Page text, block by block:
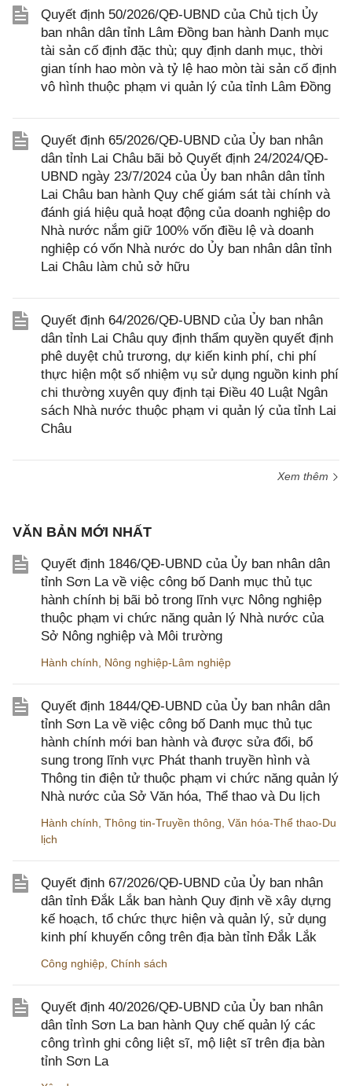
Quyết định 50/2026/QĐ-UBND của Chủ tịch Ủy
ban nhân dân tỉnh Lâm Đồng ban hành Danh mục
tài sản cố định đặc thù; quy định danh mục, thời
gian tính hao mòn và tỷ lệ hao mòn tài sản cố định
vô hình thuộc phạm vi quản lý của tỉnh Lâm Đồng
Quyết định 65/2026/QĐ-UBND của Ủy ban nhân
dân tỉnh Lai Châu bãi bỏ Quyết định 24/2024/QĐ-
UBND ngày 23/7/2024 của Ủy ban nhân dân tỉnh
Lai Châu ban hành Quy chế giám sát tài chính và
đánh giá hiệu quả hoạt động của doanh nghiệp do
Nhà nước nắm giữ 100% vốn điều lệ và doanh
nghiệp có vốn Nhà nước do Ủy ban nhân dân tỉnh
Lai Châu làm chủ sở hữu
Quyết định 64/2026/QĐ-UBND của Ủy ban nhân
dân tỉnh Lai Châu quy định thẩm quyền quyết định
phê duyệt chủ trương, dự kiến kinh phí, chi phí
thực hiện một số nhiệm vụ sử dụng nguồn kinh phí
chi thường xuyên quy định tại Điều 40 Luật Ngân
sách Nhà nước thuộc phạm vi quản lý của tỉnh Lai
Châu
Xem thêm
VĂN BẢN MỚI NHẤT
Quyết định 1846/QĐ-UBND của Ủy ban nhân dân
tỉnh Sơn La về việc công bố Danh mục thủ tục
hành chính bị bãi bỏ trong lĩnh vực Nông nghiệp
thuộc phạm vi chức năng quản lý Nhà nước của
Sở Nông nghiệp và Môi trường
Hành chính Nông nghiệp-Lâm nghiệp
Quyết định 1844/QĐ-UBND của Ủy ban nhân dân
tỉnh Sơn La về việc công bố Danh mục thủ tục
hành chính mới ban hành và được sửa đổi, bổ
sung trong lĩnh vực Phát thanh truyền hình và
Thông tin điện tử thuộc phạm vi chức năng quản lý
Nhà nước của Sở Văn hóa, Thể thao và Du lịch
Hành chính Thông tin-Truyền thông Văn hóa-Thể thao-Du
lịch
Quyết định 67/2026/QĐ-UBND của Ủy ban nhân
dân tỉnh Đắk Lắk ban hành Quy định về xây dựng
kế hoạch, tổ chức thực hiện và quản lý, sử dụng
kinh phí khuyến công trên địa bàn tỉnh Đắk Lắk
Công nghiệp Chính sách
Quyết định 40/2026/QĐ-UBND của Ủy ban nhân
dân tỉnh Sơn La ban hành Quy chế quản lý các
công trình ghi công liệt sĩ, mộ liệt sĩ trên địa bàn
tỉnh Sơn La